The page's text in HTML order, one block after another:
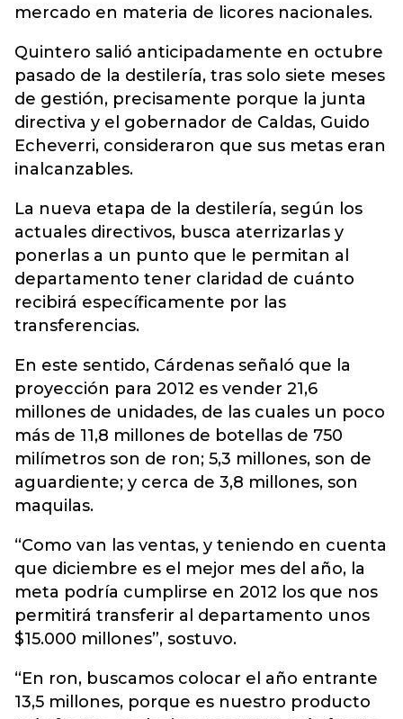
mercado en materia de licores nacionales.
Quintero salió anticipadamente en octubre
pasado de la destilería, tras solo siete meses
de gestión, precisamente porque la junta
directiva y el gobernador de Caldas, Guido
Echeverri, consideraron que sus metas eran
inalcanzables.
La nueva etapa de la destilería, según los
actuales directivos, busca aterrizarlas y
ponerlas a un punto que le permitan al
departamento tener claridad de cuánto
recibirá específicamente por las
transferencias.
En este sentido, Cárdenas señaló que la
proyección para 2012 es vender 21,6
millones de unidades, de las cuales un poco
más de 11,8 millones de botellas de 750
milímetros son de ron; 5,3 millones, son de
aguardiente; y cerca de 3,8 millones, son
maquilas.
“Como van las ventas, y teniendo en cuenta
que diciembre es el mejor mes del año, la
meta podría cumplirse en 2012 los que nos
permitirá transferir al departamento unos
$15.000 millones”, sostuvo.
“En ron, buscamos colocar el año entrante
13,5 millones, porque es nuestro producto